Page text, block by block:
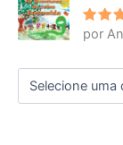
5
por